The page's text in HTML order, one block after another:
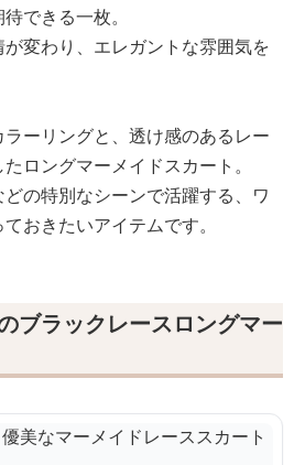
できる一枚。
変わり、エレガントな雰囲気を
ーリングと、透け感のあるレー
ロングマーメイドスカート。
の特別なシーンで活躍する、ワ
おきたいアイテムです。
ブラックレースロングマー